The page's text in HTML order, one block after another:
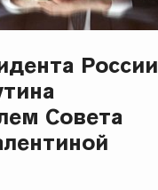
России
Совета